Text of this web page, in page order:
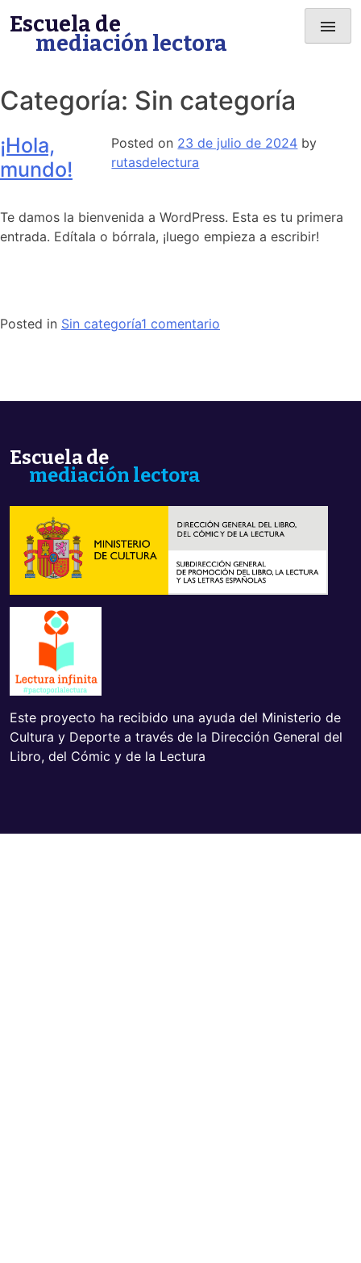
to
content
Escuela de
mediación lectora
menu
Categoría: Sin categoría
¡Hola,
mundo!
Posted on 23 de julio de 2024 by
rutasdelectura
Te damos la bienvenida a WordPress. Esta es tu primera
entrada. Edítala o bórrala, ¡luego empieza a escribir!
Posted in Sin categoría1 comentario
Escuela de
mediación lectora
Este proyecto ha recibido una ayuda del Ministerio de
Cultura y Deporte a través de la Dirección General del
Libro, del Cómic y de la Lectura